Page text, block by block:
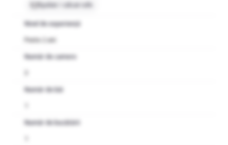
Spălat / călcat rufe
Nivel de experiență
Peste 2 ani
Număr de camere
Număr de băi
Număr de bucătării